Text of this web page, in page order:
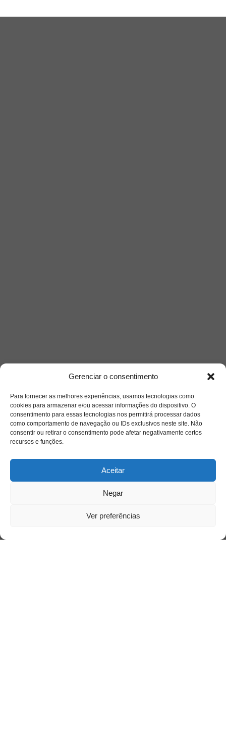
Gerenciar o consentimento
Para fornecer as melhores experiências, usamos tecnologias como
cookies para armazenar e/ou acessar informações do dispositivo. O
consentimento para essas tecnologias nos permitirá processar dados
como comportamento de navegação ou IDs exclusivos neste site. Não
consentir ou retirar o consentimento pode afetar negativamente certos
recursos e funções.
Aceitar
Negar
Ver preferências
Siga-nos